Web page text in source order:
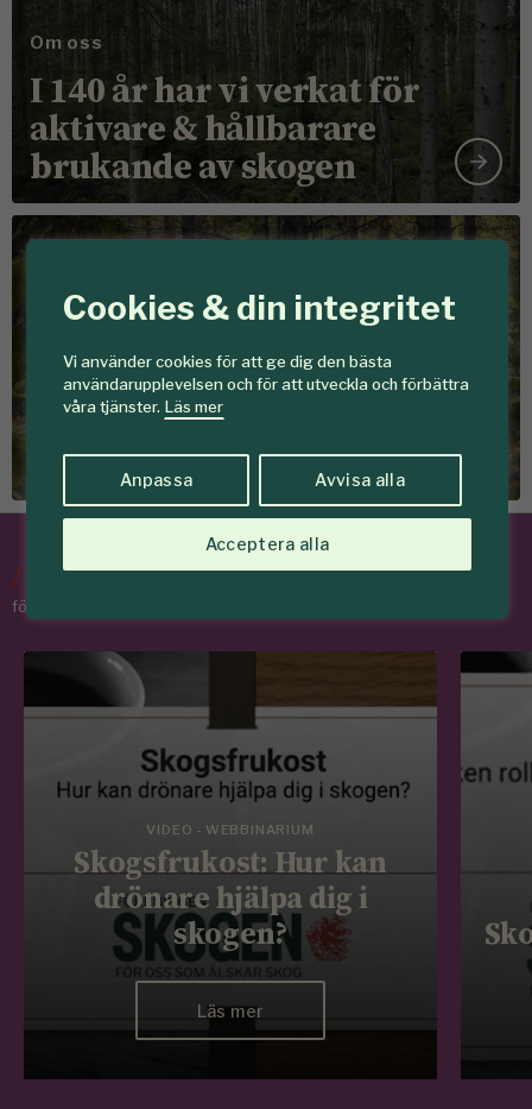
Cookies & din integritet
Vi använder cookies för att ge dig den bästa
användarupplevelsen och för att utveckla och förbättra
våra tjänster. Läs mer
Anpassa Avvisa alla
Acceptera alla
Om oss
I 140 år har vi verkat för
aktivare & hållbarare
brukande av skogen
Det här vill vi
Tillsammans skapar vi
skogar som ger mer
/Tips & Råd
för skogens medlemmar
VIDEO - WEBBINARIUM
Skogsfrukost: Hur kan
drönare hjälpa dig i
skogen?
Läs mer